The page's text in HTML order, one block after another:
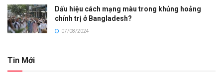
Dấu hiệu cách mạng màu trong khủng hoảng
chính trị ở Bangladesh?
07/08/2024
Tin Mới